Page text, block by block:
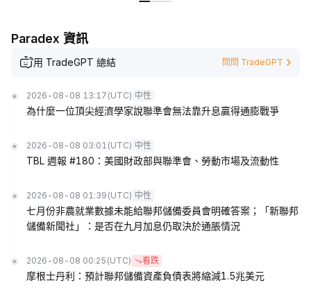
Paradex 資訊
用 TradeGPT 總結 問問 TradeGPT
2026-08-08 13:17 (UTC) 中性
為什麼一位頂尖經濟學家說聯準會無法靠升息贏得通膨戰爭
2026-08-08 03:01 (UTC) 中性
TBL 週報 #180：美國財政部與聯準會、勞動市場及流動性
2026-08-08 01:39 (UTC) 中性
七月份非農就業數據未能給聯邦儲備委員會明確答案；「新聯邦
儲備新聞社」：是否在九月加息仍取決於通脹情況
2026-08-08 00:25 (UTC) 看跌
摩根士丹利：預計聯邦儲備資產負債表將縮減1.5兆美元